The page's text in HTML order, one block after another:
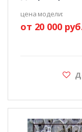
цена модели:
от 20 000